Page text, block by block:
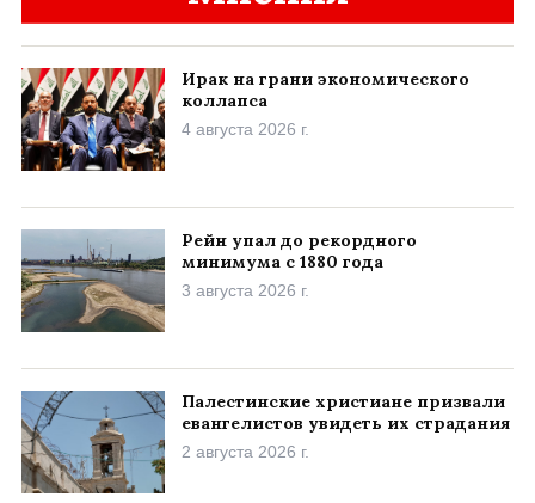
Ирак на грани экономического
коллапса
4 августа 2026 г.
Рейн упал до рекордного
минимума с 1880 года
3 августа 2026 г.
Палестинские христиане призвали
евангелистов увидеть их страдания
2 августа 2026 г.